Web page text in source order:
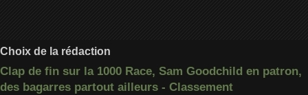
Choix de la rédaction
Clap de fin sur la 1000 Race, Sam Goodchild en patron,
des bagarres partout ailleurs - Classement